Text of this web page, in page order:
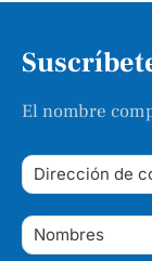
El nombre